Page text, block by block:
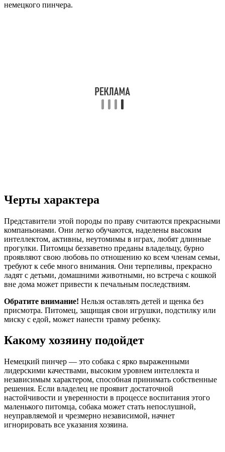
немецкого пинчера.
Черты характера
Представители этой породы по праву считаются прекрасными
компаньонами. Они легко обучаются, наделены высоким
интеллектом, активны, неутомимы в играх, любят длинные
прогулки. Питомцы беззаветно преданы владельцу, бурно
проявляют свою любовь по отношению ко всем членам семьи,
требуют к себе много внимания. Они терпеливы, прекрасно
ладят с детьми, домашними животными, но встреча с кошкой
вне дома может привести к печальным последствиям.
Обратите внимание! Нельзя оставлять детей и щенка без
присмотра. Питомец, защищая свои игрушки, подстилку или
миску с едой, может нанести травму ребенку.
Какому хозяину подойдет
Немецкий пинчер — это собака с ярко выраженными
лидерскими качествами, высоким уровнем интеллекта и
независимым характером, способная принимать собственные
решения. Если владелец не проявит достаточной
настойчивости и уверенности в процессе воспитания этого
маленького питомца, собака может стать непослушной,
неуправляемой и чрезмерно независимой, начнет
игнорировать все указания хозяина.